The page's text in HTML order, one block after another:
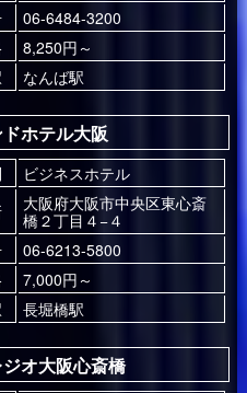
06-6484-3200
8,250円～
なんば駅
ホテル大阪
ビジネスホテル
大阪府大阪市中央区東心斎
橋２丁目４−４
06-6213-5800
7,000円～
長堀橋駅
オ大阪心斎橋